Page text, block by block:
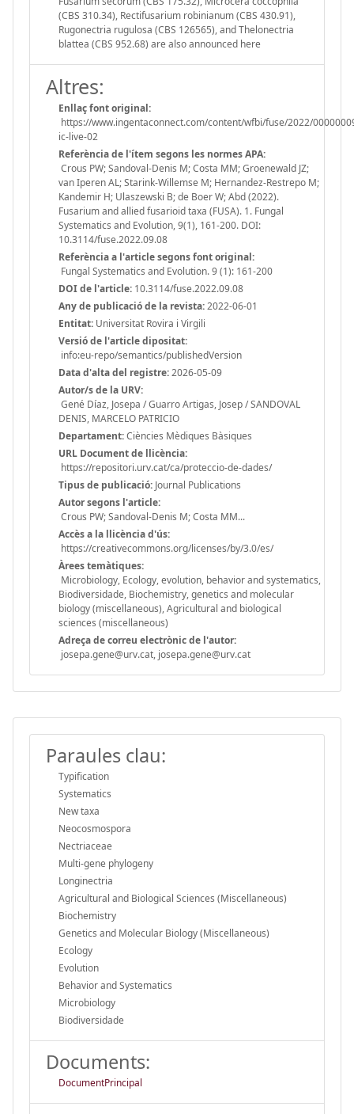
(CBS 310.34), Rectifusarium robinianum (CBS 430.91),
Rugonectria rugulosa (CBS 126565), and Thelonectria
blattea (CBS 952.68) are also announced here
Altres:
Enllaç font original:
https://www.ingentaconnect.com/content/wfbi/fuse/2022/
ic-live-02
Referència de l'ítem segons les normes APA:
Crous PW; Sandoval-Denis M; Costa MM; Groenewald JZ;
van Iperen AL; Starink-Willemse M; Hernandez-Restrepo M;
Kandemir H; Ulaszewski B; de Boer W; Abd (2022).
Fusarium and allied fusarioid taxa (FUSA). 1. Fungal
Systematics and Evolution, 9(1), 161-200. DOI:
10.3114/fuse.2022.09.08
Referència a l'article segons font original:
Fungal Systematics and Evolution. 9 (1): 161-200
DOI de l'article: 10.3114/fuse.2022.09.08
Any de publicació de la revista:2022-06-01
Entitat: Universitat Rovira i Virgili
Versió de l'article dipositat:
info:eu-repo/semantics/publishedVersion
Data d'alta del registre:2026-05-09
Autor/s de la URV:
Gené Díaz, Josepa / Guarro Artigas, Josep / SANDOVAL
DENIS, MARCELO PATRICIO
Departament:Ciències Mèdiques Bàsiques
URL Document de llicència:
https://repositori.urv.cat/ca/proteccio-de-dades/
Tipus de publicació: Journal Publications
Autor segons l'article:
Crous PW; Sandoval-Denis M; Costa MM...
Accès a la llicència d'ús:
https://creativecommons.org/licenses/by/3.0/es/
Àrees temàtiques:
Microbiology, Ecology, evolution, behavior and systematics,
Biodiversidade, Biochemistry, genetics and molecular
biology (miscellaneous), Agricultural and biological
sciences (miscellaneous)
Adreça de correu electrònic de l'autor:
josepa.gene@urv.cat, josepa.gene@urv.cat
Paraules clau:
Typification
Systematics
New taxa
Neocosmospora
Nectriaceae
Multi-gene phylogeny
Longinectria
Agricultural and Biological Sciences (Miscellaneous)
Biochemistry
Genetics and Molecular Biology (Miscellaneous)
Ecology
Evolution
Behavior and Systematics
Microbiology
Biodiversidade
Documents:
DocumentPrincipal